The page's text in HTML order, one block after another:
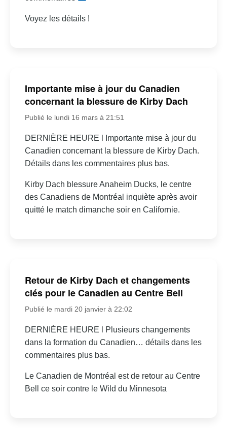
Voyez les détails !
Importante mise à jour du Canadien
concernant la blessure de Kirby Dach
Publié le lundi 16 mars à 21:51
DERNIÈRE HEURE l Importante mise à jour du
Canadien concernant la blessure de Kirby Dach.
Détails dans les commentaires plus bas.
Kirby Dach blessure Anaheim Ducks, le centre
des Canadiens de Montréal inquiète après avoir
quitté le match dimanche soir en Californie.
Retour de Kirby Dach et changements
clés pour le Canadien au Centre Bell
Publié le mardi 20 janvier à 22:02
DERNIÈRE HEURE l Plusieurs changements
dans la formation du Canadien… détails dans les
commentaires plus bas.
Le Canadien de Montréal est de retour au Centre
Bell ce soir contre le Wild du Minnesota